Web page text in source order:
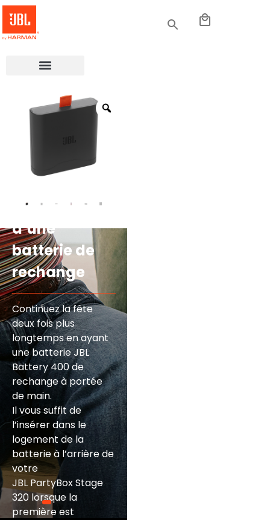
Un bon hôte
toujours
d’une
batterie de
rechange
Continuez la fête
deux fois plus
longtemps en ayant
une batterie JBL
Battery 400 de
rechange à portée
de main.
Il vous suffit de
l’insérer dans le
logement de la
batterie à l’arrière de
votre
JBL PartyBox Stage
320 lorsque la
première est